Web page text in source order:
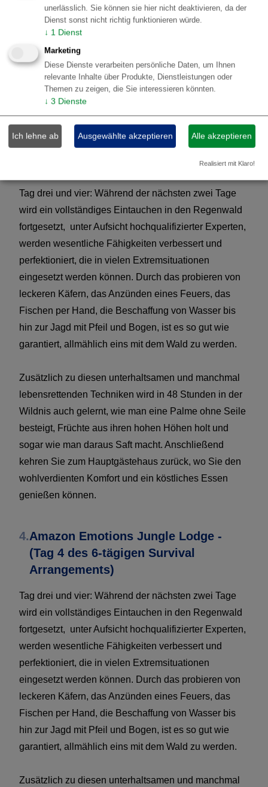
erlernen. Hoffentlich werden diese neu erlernten
Überlebensfähigkeiten noch nicht wirklich auf die
entspannten Abend genießen und bis zum Morgen
den Geräuschen des Regenwaldes und der
umliegenden Bäche lauschen.
3.Amazon Emotions Jungle Lodge -
(Tag 3 des 6-tägigen Survival
Tag drei und vier: Während der nächsten zwei Tage
wird ein vollständiges Eintauchen in den Regenwald
fortgesetzt, unter Aufsicht hochqualifizierter Experten,
werden wesentliche Fähigkeiten verbessert und
perfektioniert, die in vielen Extremsituationen
eingesetzt werden können. Durch das probieren von
leckeren Käfern, das Anzünden eines Feuers, das
Fischen per Hand, die Beschaffung von Wasser bis
hin zur Jagd mit Pfeil und Bogen, ist es so gut wie
garantiert, allmählich eins mit dem Wald zu werden.
Zusätzlich zu diesen unterhaltsamen und manchmal
lebensrettenden Techniken wird in 48 Stunden in der
Wildnis auch gelernt, wie man eine Palme ohne Seile
besteigt, Früchte aus ihren hohen Höhen holt und
sogar wie man daraus Saft macht. Anschließend
kehren Sie zum Hauptgästehaus zurück, wo Sie den
wohlverdienten Komfort und ein köstliches Essen
genießen können.
4.Amazon Emotions Jungle Lodge -
(Tag 4 des 6-tägigen Survival
Arrangements)
Tag drei und vier: Während der nächsten zwei Tage
wird ein vollständiges Eintauchen in den Regenwald
fortgesetzt, unter Aufsicht hochqualifizierter Experten,
werden wesentliche Fähigkeiten verbessert und
perfektioniert, die in vielen Extremsituationen
eingesetzt werden können. Durch das probieren von
leckeren Käfern, das Anzünden eines Feuers, das
Fischen per Hand, die Beschaffung von Wasser bis
hin zur Jagd mit Pfeil und Bogen, ist es so gut wie
garantiert, allmählich eins mit dem Wald zu werden.
Zusätzlich zu diesen unterhaltsamen und manchmal
unerlässlich. Sie können sie hier nicht deaktivieren, da der
Dienst sonst nicht richtig funktionieren würde.
↓ 1 Dienst
Marketing
Diese Dienste verarbeiten persönliche Daten, um Ihnen
relevante Inhalte über Produkte, Dienstleistungen oder
Themen zu zeigen, die Sie interessieren könnten.
↓ 3 Dienste
Ich lehne ab Ausgewählte akzeptieren Alle akzeptieren
Realisiert mit Klaro!